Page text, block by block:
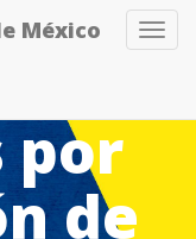
México
por
de